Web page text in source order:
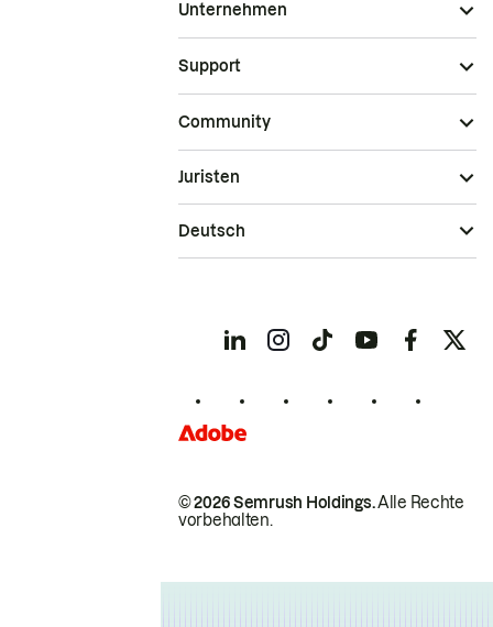
Unternehmen
Support
Community
© 2026 Semrush Holdings.Alle Rechte
vorbehalten.
Juristen
Deutsch